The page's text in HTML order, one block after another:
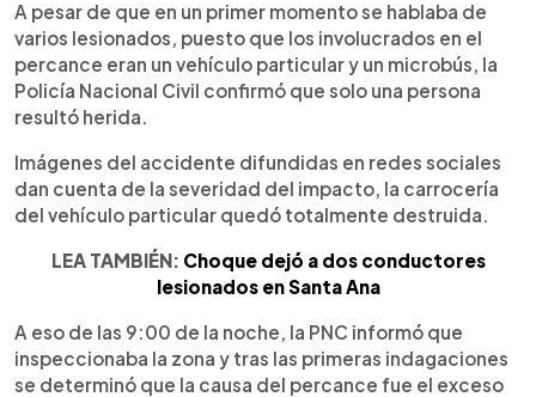
A pesar de que en un primer momento se hablaba de
varios lesionados, puesto que los involucrados en el
percance eran un vehículo particular y un microbús, la
Policía Nacional Civil confirmó que solo una persona
resultó herida.
Imágenes del accidente difundidas en redes sociales
dan cuenta de la severidad del impacto, la carrocería
del vehículo particular quedó totalmente destruida.
LEA TAMBIÉN: Choque dejó a dos conductores
lesionados en Santa Ana
A eso de las 9:00 de la noche, la PNC informó que
inspeccionaba la zona y tras las primeras indagaciones
se determinó que la causa del percance fue el exceso